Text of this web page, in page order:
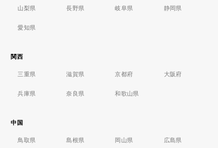
山梨県 長野県 岐阜県 静岡県
愛知県
関西
三重県 滋賀県 京都府 大阪府
兵庫県 奈良県 和歌山県
中国
鳥取県 島根県 岡山県 広島県